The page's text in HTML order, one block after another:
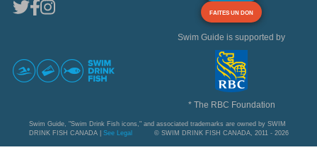
FAITES UN DON
Swim Guide is supported by
* The RBC Foundation
Swim Guide, "Swim Drink Fish icons," and associated trademarks are owned by SWIM
DRINK FISH CANADA | See Legal © SWIM DRINK FISH CANADA, 2011 - 2026